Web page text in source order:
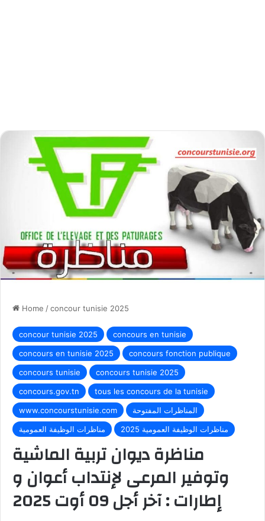
Home /concour tunisie 2025
concour tunisie 2025
concours en tunisie
concours en tunisie 2025
concours fonction publique
concours tunisie
concours tunisie 2025
concours.gov.tn
tous les concours de la tunisie
www.concourstunisie.com
المناظرات المفتوحة
مناظرات الوظيفة العمومية
مناظرات الوظيفة العمومية 2025
مناظرة ديوان تربية الماشية
وتوفير المرعى لإنتداب أعوان و
إطارات : آخر أجل 09 أوت 2025